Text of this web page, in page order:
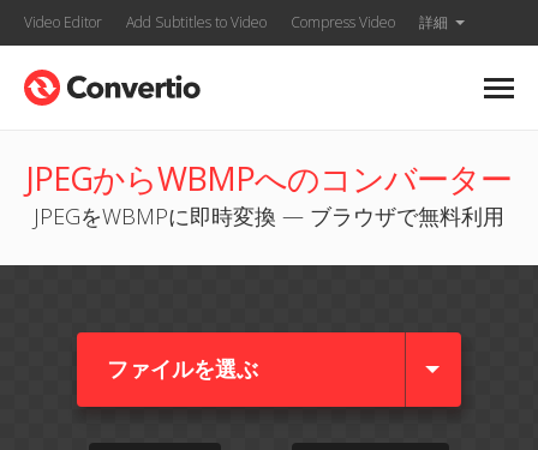
Video Editor Add Subtitles to Video Compress Video 詳細
JPEGからWBMPへのコンバーター
JPEGをWBMPに即時変換 — ブラウザで無料利用
ファイルを選ぶ